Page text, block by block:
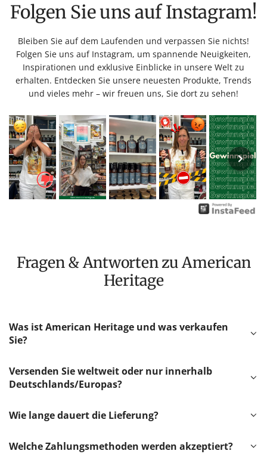
Folgen Sie uns auf Instagram!
Bleiben Sie auf dem Laufenden und verpassen Sie nichts!
Folgen Sie uns auf Instagram, um spannende Neuigkeiten,
Inspirationen und exklusive Einblicke in unsere Welt zu
erhalten. Entdecken Sie unsere neuesten Produkte, Trends
und vieles mehr – wir freuen uns, Sie dort zu sehen!
Fragen & Antworten zu American
Heritage
Was ist American Heritage und was verkaufen
Sie?
Versenden Sie weltweit oder nur innerhalb
Deutschlands/Europas?
Wie lange dauert die Lieferung?
Welche Zahlungsmethoden werden akzeptiert?